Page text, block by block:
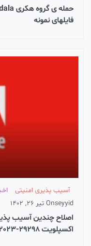
فایلهای نمونه
آسیب پذیری امنیتی
اخبار
seyyid
On تیر 26, 1402
اکسپلویت CVE-2023-29298